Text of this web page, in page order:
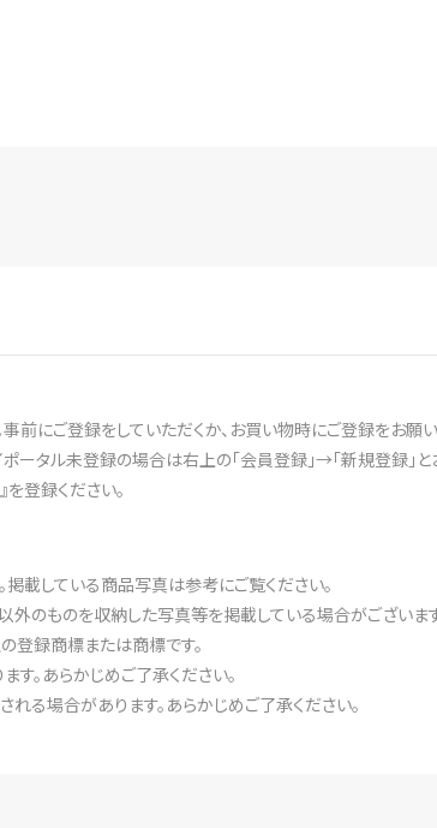
前にご登録をしていただくか、お買い物時にご登録をお願い
ータル未登録の場合は右上の「会員登録」→「新規登録」
登録ください。
載している商品写真は参考にご覧ください。
のものを収納した写真等を掲載している場合がございます
登録商標または商標です。
。あらかじめご了承ください。
る場合があります。あらかじめご了承ください。